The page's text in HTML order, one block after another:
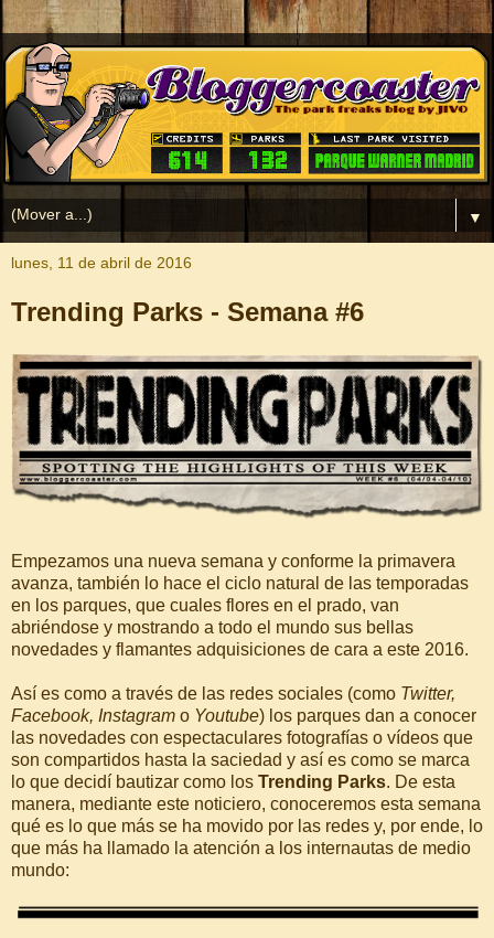
▼
lunes, 11 de abril de 2016
Trending Parks - Semana #6
Empezamos una nueva semana y conforme la primavera
avanza, también lo hace el ciclo natural de las temporadas
en los parques, que cuales flores en el prado, van
abriéndose y mostrando a todo el mundo sus bellas
novedades y flamantes adquisiciones de cara a este 2016.
Así es como a través de las redes sociales (como Twitter,
Facebook, Instagram o Youtube) los parques dan a conocer
las novedades con espectaculares fotografías o vídeos que
son compartidos hasta la saciedad y así es como se marca
lo que decidí bautizar como los Trending Parks. De esta
manera, mediante este noticiero, conoceremos esta semana
qué es lo que más se ha movido por las redes y, por ende, lo
que más ha llamado la atención a los internautas de medio
mundo: